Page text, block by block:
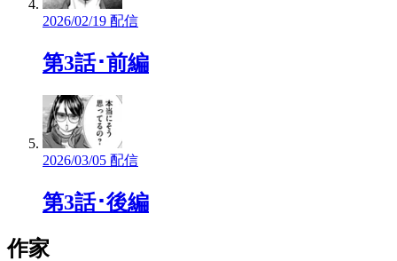
2026/02/19 配信
第3話･前編
2026/03/05 配信
第3話･後編
作家